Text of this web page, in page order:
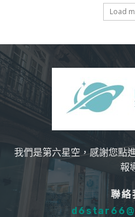
Load
我們是第六星空，感謝您點
報
聯絡